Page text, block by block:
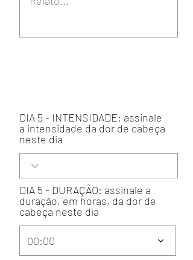
DIA 5 - INTENSIDADE: assinale
a intensidade da dor de cabeça
neste dia
DIA 5 - DURAÇÃO: assinale a
duração, em horas, da dor de
cabeça neste dia
00:00